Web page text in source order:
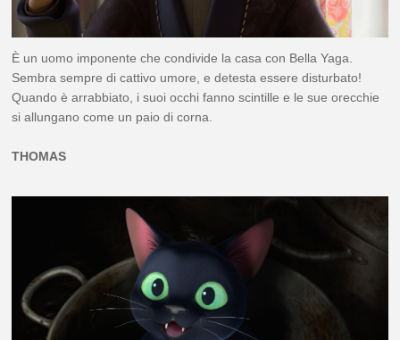
È un uomo imponente che condivide la casa con Bella Yaga.
Sembra sempre di cattivo umore, e detesta essere disturbato!
Quando è arrabbiato, i suoi occhi fanno scintille e le sue orecchie
si allungano come un paio di corna.
THOMAS